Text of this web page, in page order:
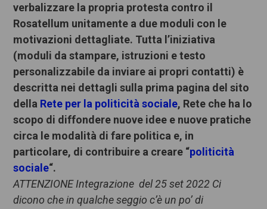
verbalizzare la propria protesta contro il
Rosatellum unitamente a due moduli con le
motivazioni dettagliate. Tutta l’iniziativa
(moduli da stampare, istruzioni e testo
personalizzabile da inviare ai propri contatti) è
descritta nei dettagli sulla prima pagina del sito
della Rete per la politicità sociale, Rete che ha lo
scopo di diffondere nuove idee e nuove pratiche
circa le modalità di fare politica e, in
particolare, di contribuire a creare “politicità
sociale“.
ATTENZIONE Integrazione del 25 set 2022 Ci
dicono che in qualche seggio c’è un po’ di